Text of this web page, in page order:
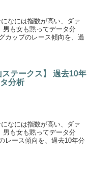
なには指数が高い、ダァ
男も女も黙ってデータ分
カップのレース傾向を、過
ステークス】 過去10年
分析
なには指数が高い、ダァ
男も女も黙ってデータ分
レース傾向を、過去10年分